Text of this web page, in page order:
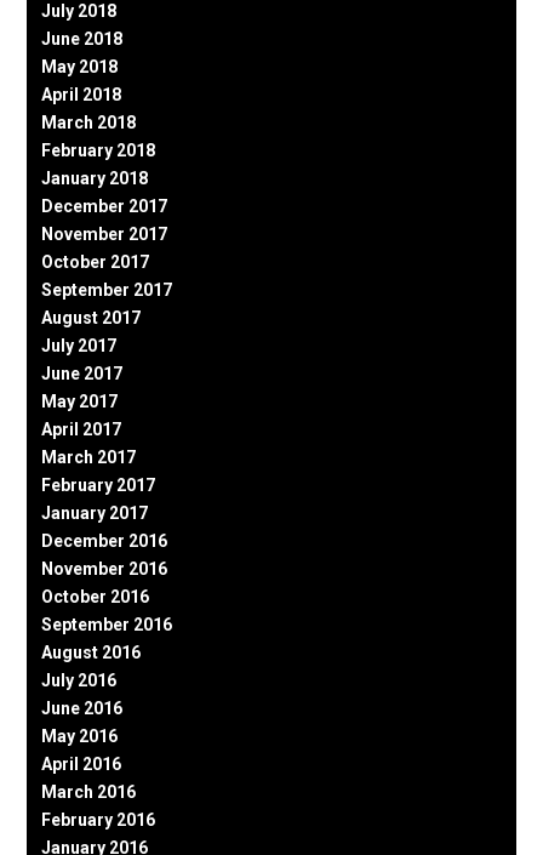
July 2018
June 2018
May 2018
April 2018
March 2018
February 2018
January 2018
December 2017
November 2017
October 2017
September 2017
August 2017
July 2017
June 2017
May 2017
April 2017
March 2017
February 2017
January 2017
December 2016
November 2016
October 2016
September 2016
August 2016
July 2016
June 2016
May 2016
April 2016
March 2016
February 2016
January 2016